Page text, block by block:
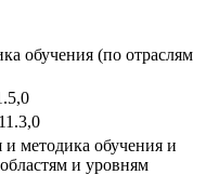
обучения (по отраслям
и методика обучения и
и уровням